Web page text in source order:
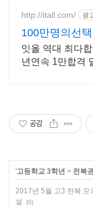
http://itall.com/ 광
100만명의선
잇올 역대 최다
년연속 1만합격
공감
'고등학교 3학년 > 전북
2017년 5월 고3 전북 모
설
(0)